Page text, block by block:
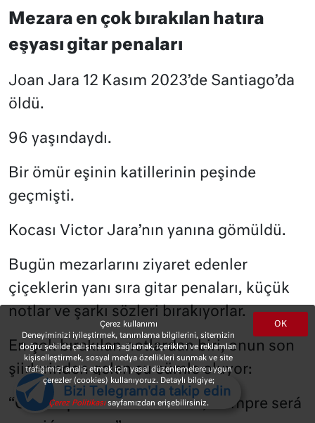
Mezara en çok bırakılan hatıra
eşyası gitar penaları
Joan Jara 12 Kasım 2023’de Santiago’da
öldü.
96 yaşındaydı.
Bir ömür eşinin katillerinin peşinde
geçmişti.
Kocası Victor Jara’nın yanına gömüldü.
Bugün mezarlarını ziyaret edenler
çiçeklerin yanı sıra gitar penaları, küçük
notlar ve şarkı sözleri bırakıyorlar.
En çok bırakılan notlardan biri, onun son
şiirlerinden gelen şu cümle oluyor:
“Canto que ha sido valiente, siempre será
OK
Çerez kullanımı
Deneyiminizi iyileştirmek, tanımlama bilgilerini, sitemizin
doğru şekilde çalışmasını sağlamak, içerikleri ve reklamları
kişiselleştirmek, sosyal medya özellikleri sunmak ve site
trafiğimizi analiz etmek için yasal düzenlemelere uygun
çerezler (cookies) kullanıyoruz. Detaylı bilgiye;
Çerez Politikasısayfamızdan erişebilirsiniz.
Bizi Telegram'da takip edin